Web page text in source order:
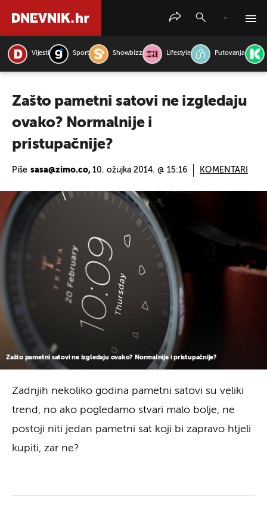
Vijesti Sport Showbizz Lifestyle Putovanja
Zašto pametni satovi ne izgledaju
ovako? Normalnije i
pristupačnije?
Piše sasa@zimo.co, 10. ožujka 2014. @ 15:16 KOMENTARI
Zašto pametni satovi ne izgledaju ovako? Normalnije i pristupačnije?
Zadnjih nekoliko godina pametni satovi su veliki
trend, no ako pogledamo stvari malo bolje, ne
postoji niti jedan pametni sat koji bi zapravo htjeli
kupiti, zar ne?
PRETRAŽITE VIJESTI